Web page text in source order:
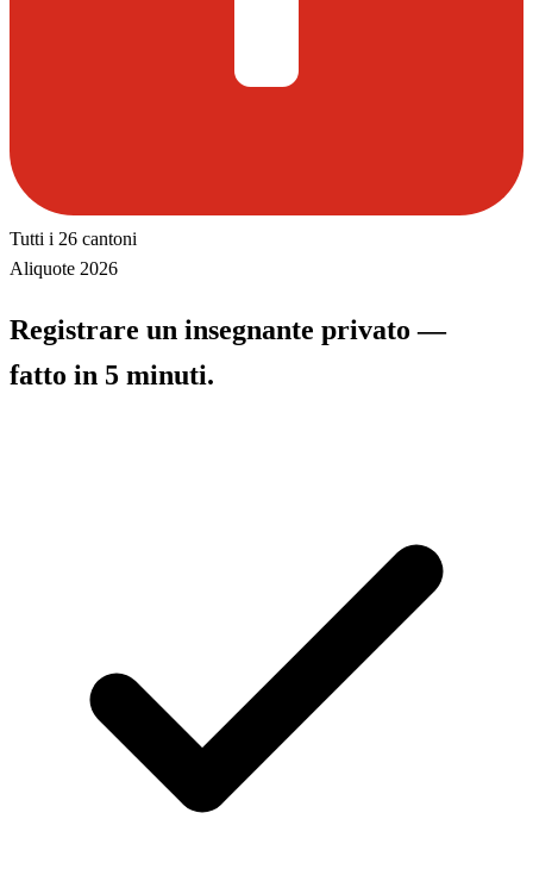
Tutti i 26 cantoni
Aliquote 2026
Registrare un insegnante privato —
fatto in 5 minuti.